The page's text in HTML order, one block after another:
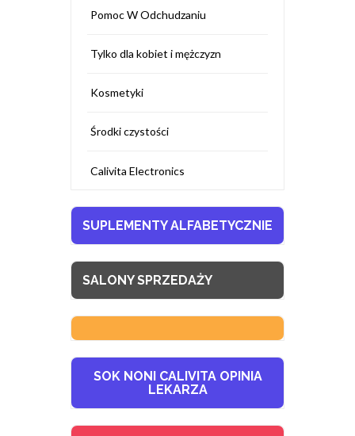
Pomoc W Odchudzaniu
Tylko dla kobiet i mężczyzn
Kosmetyki
Środki czystości
Calivita Electronics
SUPLEMENTY ALFABETYCZNIE
SALONY SPRZEDAŻY
SOK NONI CALIVITA OPINIA
LEKARZA